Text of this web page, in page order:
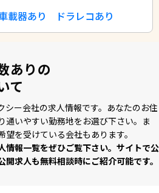
載器あり ドラレコあり
ありの
て
シー会社の求⼈情報です。あなたのお住
通いやすい勤務地をお選び下さい。ま
を受けている会社もあります。
情報⼀覧をぜひご覧下さい。サイトで公
求⼈も無料相談時にご紹介可能です。